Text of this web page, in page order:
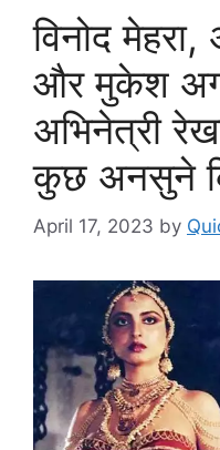
विनोद
और मुकेश
अभिनेत्री
कुछ अनसुने
April 17, 2023 by